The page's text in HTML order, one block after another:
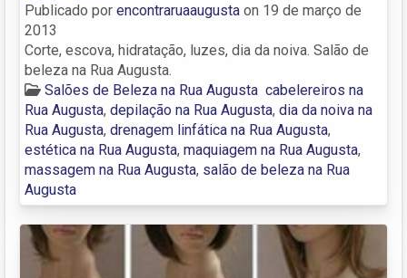
Publicado por encontraruaaugusta on 19 de março de
2013
Corte, escova, hidratação, luzes, dia da noiva. Salão de
beleza na Rua Augusta.
Salões de Beleza na Rua Augusta cabelereiros na
Rua Augusta, depilação na Rua Augusta, dia da noiva na
Rua Augusta, drenagem linfática na Rua Augusta,
estética na Rua Augusta, maquiagem na Rua Augusta,
massagem na Rua Augusta, salão de beleza na Rua
Augusta